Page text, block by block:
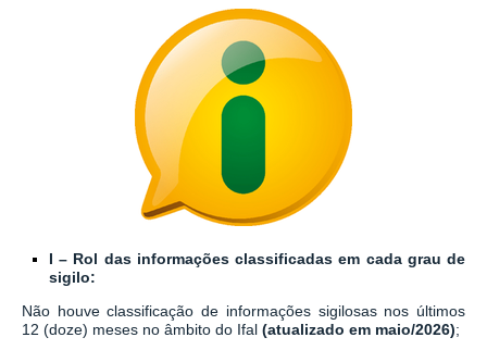
I – Rol das informações classificadas em cada grau de
sigilo:
Não houve classificação de informações sigilosas nos últimos
12 (doze) meses no âmbito do Ifal (atualizado em maio/2026);